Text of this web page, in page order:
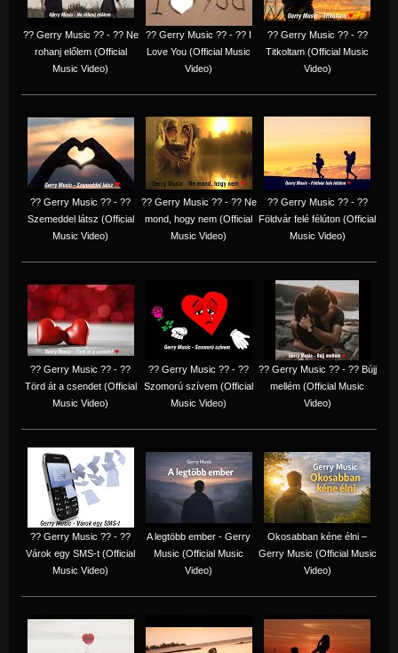
?? Gerry Music ?? - ?? Ne
rohanj előlem (Official
Music Video)
?? Gerry Music ?? - ?? I
Love You (Official Music
Video)
?? Gerry Music ?? - ??
Titkoltam (Official Music
Video)
?? Gerry Music ?? - ??
Szemeddel látsz (Official
Music Video)
?? Gerry Music ?? - ?? Ne
mond, hogy nem (Official
Music Video)
?? Gerry Music ?? - ??
Földvár felé félúton (Official
Music Video)
?? Gerry Music ?? - ??
Törd át a csendet (Official
Music Video)
?? Gerry Music ?? - ??
Szomorú szívem (Official
Music Video)
?? Gerry Music ?? - ?? Bújj
mellém (Official Music
Video)
?? Gerry Music ?? - ??
Várok egy SMS-t (Official
Music Video)
A legtöbb ember - Gerry
Music (Official Music
Video)
Okosabban kéne élni –
Gerry Music (Official Music
Video)